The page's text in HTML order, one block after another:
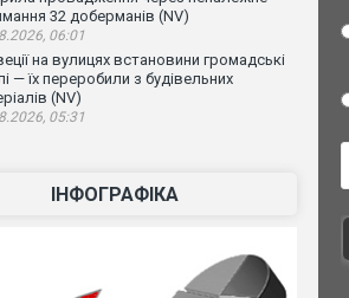
32 доберманів (NV)
06:01
на вулицях встановини громадські
— їх переробили з будівельних
(NV)
05:31
ІНФОГРАФІКА